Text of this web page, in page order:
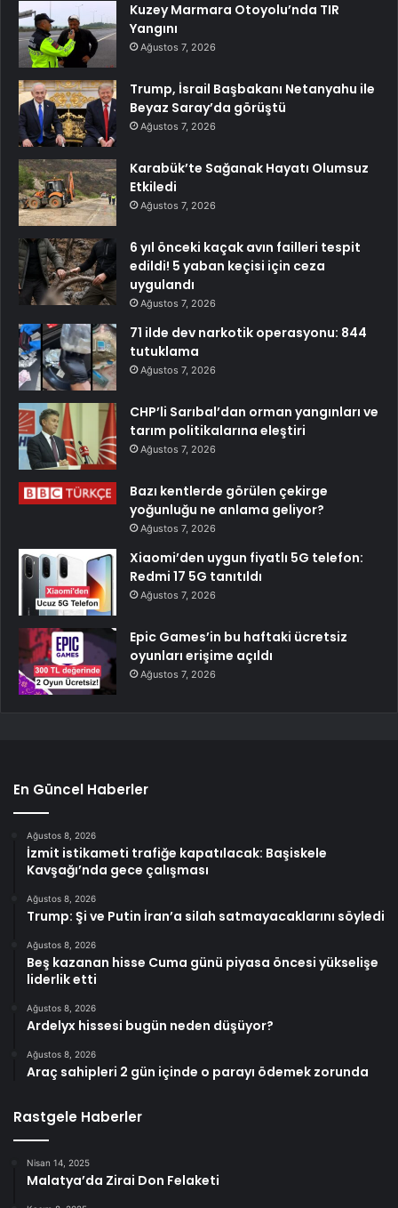
Kuzey Marmara Otoyolu’nda TIR
Yangını
Ağustos 7, 2026
Trump, İsrail Başbakanı Netanyahu ile
Beyaz Saray’da görüştü
Ağustos 7, 2026
Karabük’te Sağanak Hayatı Olumsuz
Etkiledi
Ağustos 7, 2026
6 yıl önceki kaçak avın failleri tespit
edildi! 5 yaban keçisi için ceza
uygulandı
Ağustos 7, 2026
71 ilde dev narkotik operasyonu: 844
tutuklama
Ağustos 7, 2026
CHP’li Sarıbal’dan orman yangınları ve
tarım politikalarına eleştiri
Ağustos 7, 2026
Bazı kentlerde görülen çekirge
yoğunluğu ne anlama geliyor?
Ağustos 7, 2026
Xiaomi’den uygun fiyatlı 5G telefon:
Redmi 17 5G tanıtıldı
Ağustos 7, 2026
Epic Games’in bu haftaki ücretsiz
oyunları erişime açıldı
Ağustos 7, 2026
En Güncel Haberler
Ağustos 8, 2026
İzmit istikameti trafiğe kapatılacak: Başiskele
Kavşağı’nda gece çalışması
Ağustos 8, 2026
Trump: Şi ve Putin İran’a silah satmayacaklarını söyledi
Ağustos 8, 2026
Beş kazanan hisse Cuma günü piyasa öncesi yükselişe
liderlik etti
Ağustos 8, 2026
Ardelyx hissesi bugün neden düşüyor?
Ağustos 8, 2026
Araç sahipleri 2 gün içinde o parayı ödemek zorunda
Rastgele Haberler
Nisan 14, 2025
Malatya’da Zirai Don Felaketi